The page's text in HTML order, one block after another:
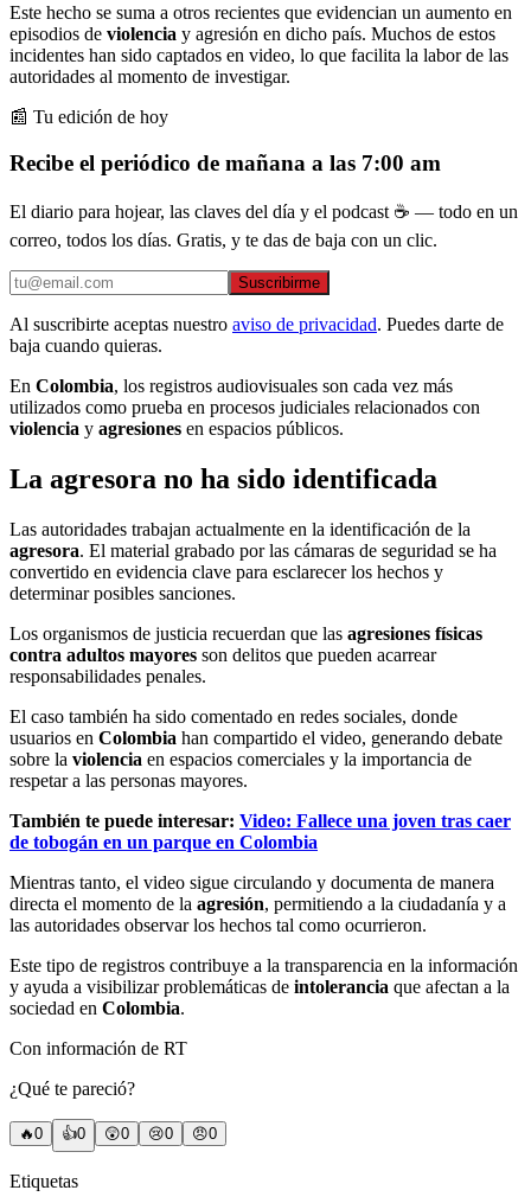
Este hecho se suma a otros recientes que evidencian un aumento en
episodios de violencia y agresión en dicho país. Muchos de estos
incidentes han sido captados en video, lo que facilita la labor de las
autoridades al momento de investigar.
📰 Tu edición de hoy
Recibe el periódico de mañana a las 7:00 am
El diario para hojear, las claves del día y el podcast ☕ — todo en un
correo, todos los días. Gratis, y te das de baja con un clic.
Suscribirme
Al suscribirte aceptas nuestro aviso de privacidad. Puedes darte de
baja cuando quieras.
En Colombia, los registros audiovisuales son cada vez más
utilizados como prueba en procesos judiciales relacionados con
violencia y agresiones en espacios públicos.
La agresora no ha sido identificada
Las autoridades trabajan actualmente en la identificación de la
agresora. El material grabado por las cámaras de seguridad se ha
convertido en evidencia clave para esclarecer los hechos y
determinar posibles sanciones.
Los organismos de justicia recuerdan que las agresiones físicas
contra adultos mayores son delitos que pueden acarrear
responsabilidades penales.
El caso también ha sido comentado en redes sociales, donde
usuarios en Colombia han compartido el video, generando debate
sobre la violencia en espacios comerciales y la importancia de
respetar a las personas mayores.
También te puede interesar: Video: Fallece una joven tras caer
de tobogán en un parque en Colombia
Mientras tanto, el video sigue circulando y documenta de manera
directa el momento de la agresión, permitiendo a la ciudadanía y a
las autoridades observar los hechos tal como ocurrieron.
Este tipo de registros contribuye a la transparencia en la información
y ayuda a visibilizar problemáticas de intolerancia que afectan a la
sociedad en Colombia.
Con información de RT
¿Qué te pareció?
🔥0 👍0 😲0 😢0 😠0
Etiquetas